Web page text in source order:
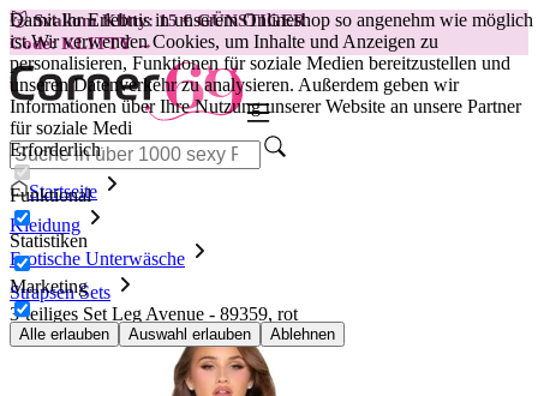
Damit Ihr Erlebnis in unserem Onlineshop so angenehm wie möglich
ist.Wir verwenden Cookies, um Inhalte und Anzeigen zu
personalisieren, Funktionen für soziale Medien bereitzustellen und
unseren Datenverkehr zu analysieren. Außerdem geben wir
Informationen über Ihre Nutzung unserer Website an unsere Partner
für soziale Medi
Erforderlich
Funktional
Statistiken
Marketing
Alle erlauben Auswahl erlauben Ablehnen
😽Svakom Klitty: 15 € GÜNSTIGER
Code: KLITTY →
Startseite
Kleidung
Erotische Unterwäsche
Strapsen Sets
3-teiliges Set Leg Avenue - 89359, rot